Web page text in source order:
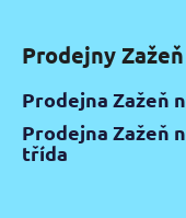
Prodejny
Prodejna Zažeň
Prodejna Zažeň
třída